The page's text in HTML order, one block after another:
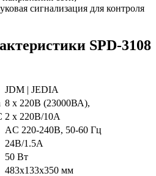
сигнализация для контроля
SPD-3108
JDM | JEDIA
8 х 220В (23000ВА),
2 х 220В/10A
AC 220-240В, 50-60 Гц
24В/1.5А
50 Вт
483x133x350 мм